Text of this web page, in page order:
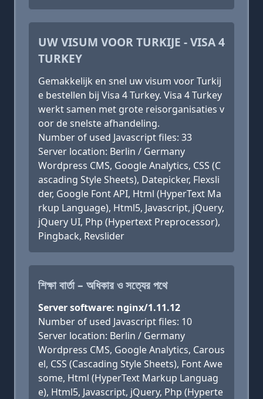
UW VISUM VOOR TURKIJE - VISA 4
TURKEY
Gemakkelijk en snel uw visum voor Turkij
e bestellen bij Visa 4 Turkey. Visa 4 Turkey
werkt samen met grote reisorganisaties v
oor de snelste afhandeling.
Number of used Javascript files: 33
Server location: Berlin / Germany
Wordpress CMS, Google Analytics, CSS (C
ascading Style Sheets), Datepicker, Flexsli
der, Google Font API, Html (HyperText Ma
rkup Language), Html5, Javascript, jQuery,
jQuery UI, Php (Hypertext Preprocessor),
Pingback, Revslider
শিক্ষা বার্তা – অধিকার ও সত্যের পথে
Server software: nginx/1.11.12
Number of used Javascript files: 10
Server location: Berlin / Germany
Wordpress CMS, Google Analytics, Carous
el, CSS (Cascading Style Sheets), Font Awe
some, Html (HyperText Markup Languag
e), Html5, Javascript, jQuery, Php (Hyperte